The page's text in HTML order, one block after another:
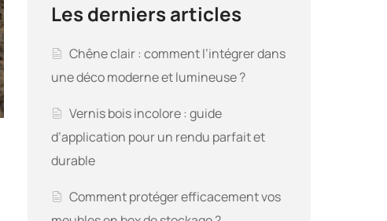
Les derniers articles
Chêne clair : comment l’intégrer dans
une déco moderne et lumineuse ?
Vernis bois incolore : guide
d’application pour un rendu parfait et
durable
Comment protéger efficacement vos